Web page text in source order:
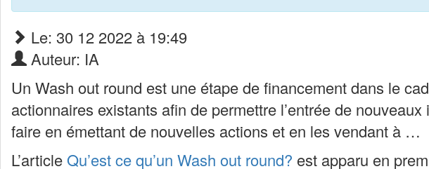
Le: 30 12 2022 à 19:49
Auteur: IA
Un Wash out round est une étape de financement dans le
actionnaires existants afin de permettre l’entrée de
faire en émettant de nouvelles actions et en les vendant à …
L’articleQu’est ce qu’un Wash out round? est apparu en